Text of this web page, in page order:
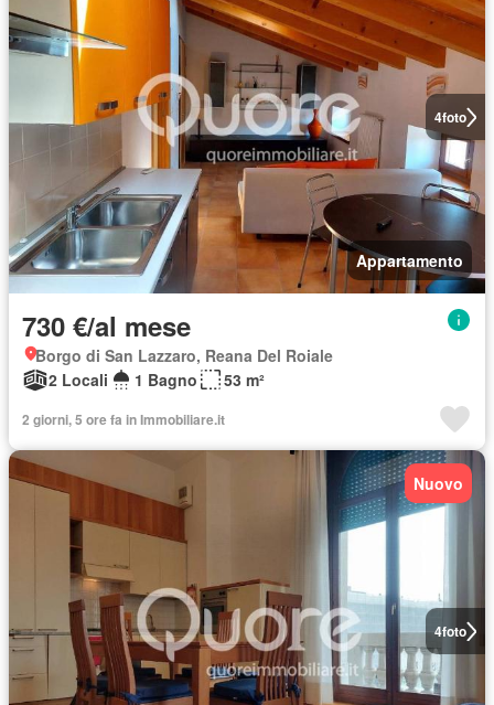
4foto
Appartamento
730 €/al mese
Borgo di San Lazzaro, Reana Del Roiale
2 Locali
1 Bagno 53 m²
2 giorni, 5 ore fa in Immobiliare.it
4foto
Nuovo